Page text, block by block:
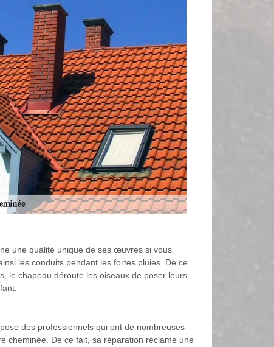
une qualité unique de ses œuvres si vous
les conduits pendant les fortes pluies. De ce
le chapeau déroute les oiseaux de poser leurs
des professionnels qui ont de nombreuses
cheminée. De ce fait, sa réparation réclame une